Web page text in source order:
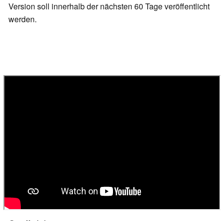
Version soll innerhalb der nächsten 60 Tage veröffentlicht
werden.